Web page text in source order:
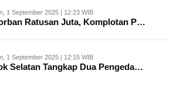
1 September 2025 | 12:23 WIB
Ratusan Juta, Komplotan P…
1 September 2025 | 12:15 WIB
Selatan Tangkap Dua Pengeda…